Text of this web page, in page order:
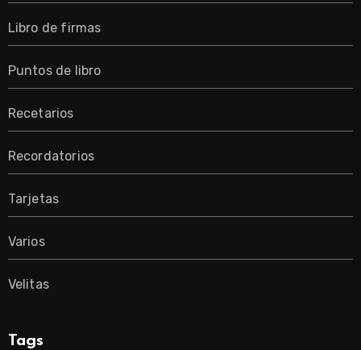
Libro de firmas
Puntos de libro
Recetarios
Recordatorios
Tarjetas
Varios
Velitas
Tags